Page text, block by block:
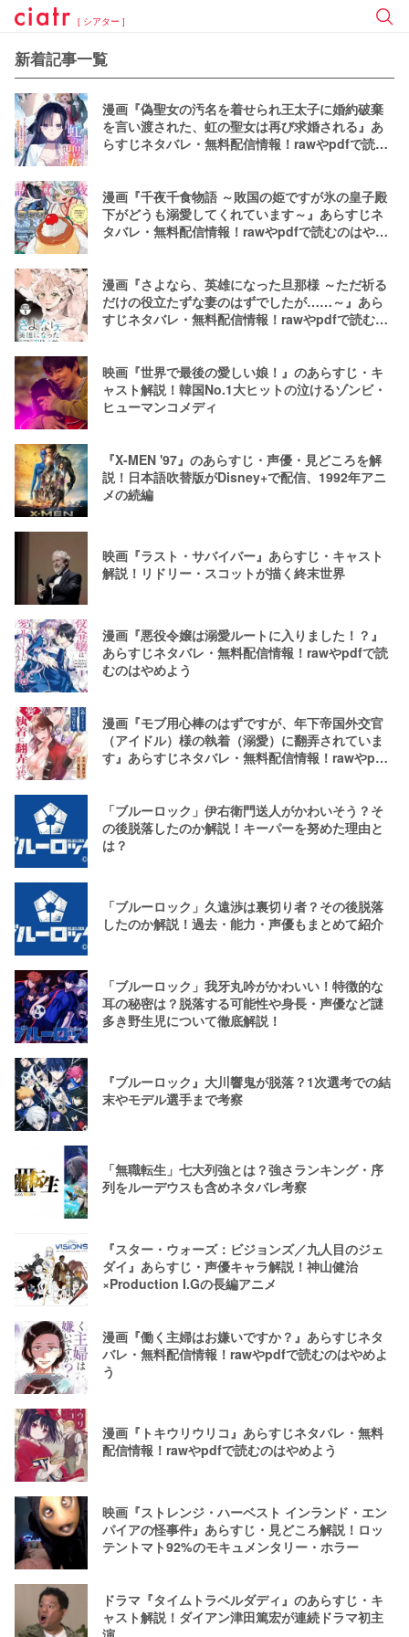
[ シアター ]
新着記事一覧
漫画『偽聖女の汚名を着せられ王太子に婚約破棄
を言い渡された、虹の聖女は再び求婚される』あ
らすじネタバレ・無料配信情報！rawやpdfで読む
漫画『千夜千食物語 ～敗国の姫ですが氷の皇子殿
下がどうも溺愛してくれています～』あらすじネ
タバレ・無料配信情報！rawやpdfで読むのはやめ
漫画『さよなら、英雄になった旦那様 ～ただ祈る
だけの役立たずな妻のはずでしたが……～』あら
すじネタバレ・無料配信情報！rawやpdfで読むの
映画『世界で最後の愛しい娘！』のあらすじ・キ
ャスト解説！韓国No.1大ヒットの泣けるゾンビ・
ヒューマンコメディ
『X-MEN '97』のあらすじ・声優・見どころを解
説！日本語吹替版がDisney+で配信、1992年アニ
メの続編
映画『ラスト・サバイバー』あらすじ・キャスト
解説！リドリー・スコットが描く終末世界
漫画『悪役令嬢は溺愛ルートに入りました！？』
あらすじネタバレ・無料配信情報！rawやpdfで読
むのはやめよう
漫画『モブ用心棒のはずですが、年下帝国外交官
（アイドル）様の執着（溺愛）に翻弄されていま
す』あらすじネタバレ・無料配信情報！rawやpdf
「ブルーロック」伊右衛門送人がかわいそう？そ
の後脱落したのか解説！キーパーを努めた理由と
は？
「ブルーロック」久遠渉は裏切り者？その後脱落
したのか解説！過去・能力・声優もまとめて紹介
「ブルーロック」我牙丸吟がかわいい！特徴的な
耳の秘密は？脱落する可能性や身長・声優など謎
多き野生児について徹底解説！
『ブルーロック』大川響鬼が脱落？1次選考での結
末やモデル選手まで考察
「無職転生」七大列強とは？強さランキング・序
列をルーデウスも含めネタバレ考察
『スター・ウォーズ：ビジョンズ／九人目のジェ
ダイ』あらすじ・声優キャラ解説！神山健治
×Production I.Gの長編アニメ
漫画『働く主婦はお嫌いですか？』あらすじネタ
バレ・無料配信情報！rawやpdfで読むのはやめよ
う
漫画『トキウリウリコ』あらすじネタバレ・無料
配信情報！rawやpdfで読むのはやめよう
映画『ストレンジ・ハーベスト インランド・エン
パイアの怪事件』あらすじ・見どころ解説！ロッ
テントマト92%のモキュメンタリー・ホラー
ドラマ『タイムトラベルダディ』のあらすじ・キ
ャスト解説！ダイアン津田篤宏が連続ドラマ初主